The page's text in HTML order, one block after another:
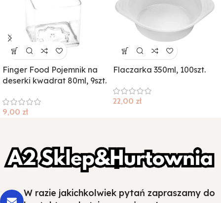
Finger Food Pojemnik na
deserki kwadrat 80ml, 9szt.
9,00 zł
Flaczarka 350ml, 100szt.
22,00 zł
W razie jakichkolwiek pytań zapraszamy do